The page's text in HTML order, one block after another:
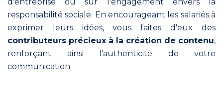
responsabilité sociale. En encourageant les salariés à
exprimer leurs idées, vous faites d'eux des
contributeurs précieux à la création de contenu,
renforçant ainsi l'authenticité de votre
communication.